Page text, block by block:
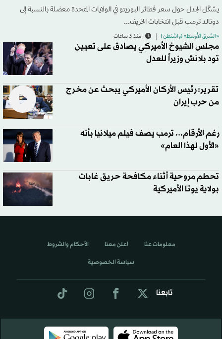
يشكّل الجدل حول سعر فطائر البوريتو في الولايات المتحدة معضلة بالنسبة إلى
دونالد ترمب قبل انتخابات الخريف...
«الشرق الأوسط» (واشنطن ) منذ 3 ساعات
مجلس الشيوخ الأميركي يصادق على تعيين
تود بلانش وزيراً للعدل
تقرير: رئيس الأركان الأميركي يبحث عن مخرج
من حرب إيران
رغم الأرقام... ترمب يصف فيلم ميلانيا بأنه
«الأول لهذا العام»
تحطم مروحية أثناء مكافحة حريق غابات
بولاية يوتا الأميركية
تابعنا
معلومات عنا اعلن معنا الأحكام والشروط
سياسة الخصوصية